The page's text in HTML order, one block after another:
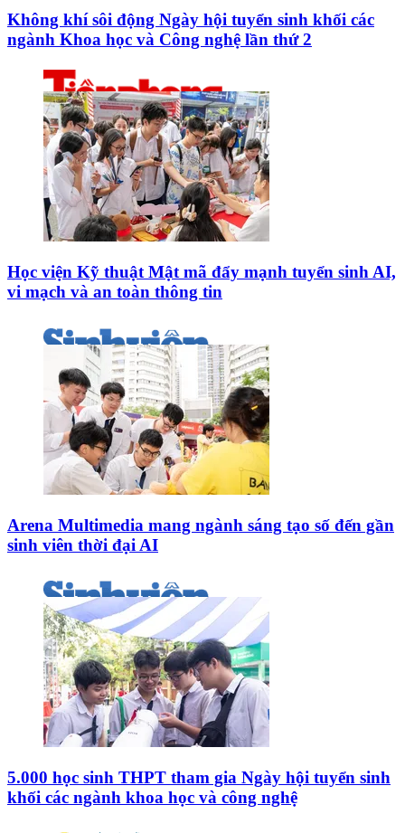
Không khí sôi động Ngày hội tuyển sinh khối các
ngành Khoa học và Công nghệ lần thứ 2
Học viện Kỹ thuật Mật mã đẩy mạnh tuyển sinh AI,
vi mạch và an toàn thông tin
Arena Multimedia mang ngành sáng tạo số đến gần
sinh viên thời đại AI
5.000 học sinh THPT tham gia Ngày hội tuyển sinh
khối các ngành khoa học và công nghệ